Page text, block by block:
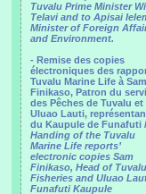
Tuvalu Prime Minister
Telavi and to Apisai
Minister of Foreign
and Environment.
- Remise des copies
électroniques des
Tuvalu Marine Life à Sam
Finikaso, Patron du
des Pêches de Tuvalu et
Uluao Lauti,
du Kaupule de Funafuti /
Handing of the Tuvalu
Marine Life reports’
electronic copies Sam
Finikaso, Head of Tuvalu
Fisheries and Uluao
Funafuti Kaupule